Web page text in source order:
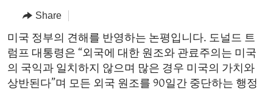
Navigation
Skip
to
Search
REGIONS
AFRICA
AMERICAS
ASIA
TOPICS
HUMAN RIGHTS
SECURITY AND DEFENSE
ARCHIVE
ABOUT US
Share
미국 정부의 견해를 반영하는 논평입니다. 도널드 트
럼프 대통령은 “외국에 대한 원조와 관료주의는 미국
의 국익과 일치하지 않으며 많은 경우 미국의 가치와
상반된다”며 모든 외국 원조를 90일간 중단하는 행정